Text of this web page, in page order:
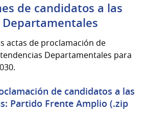
de candidatos a las
actas de proclamación de
Departamentales para
de candidatos a las
Partido Frente Amplio (.zip